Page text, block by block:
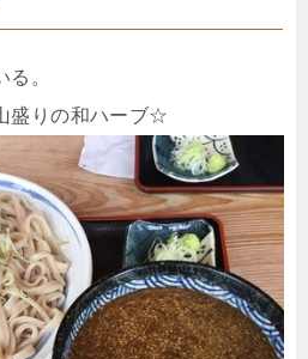
。
盛りの和ハーブ☆